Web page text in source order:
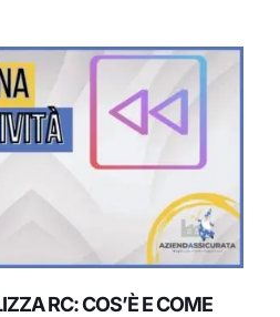
RC: COS’È E COME